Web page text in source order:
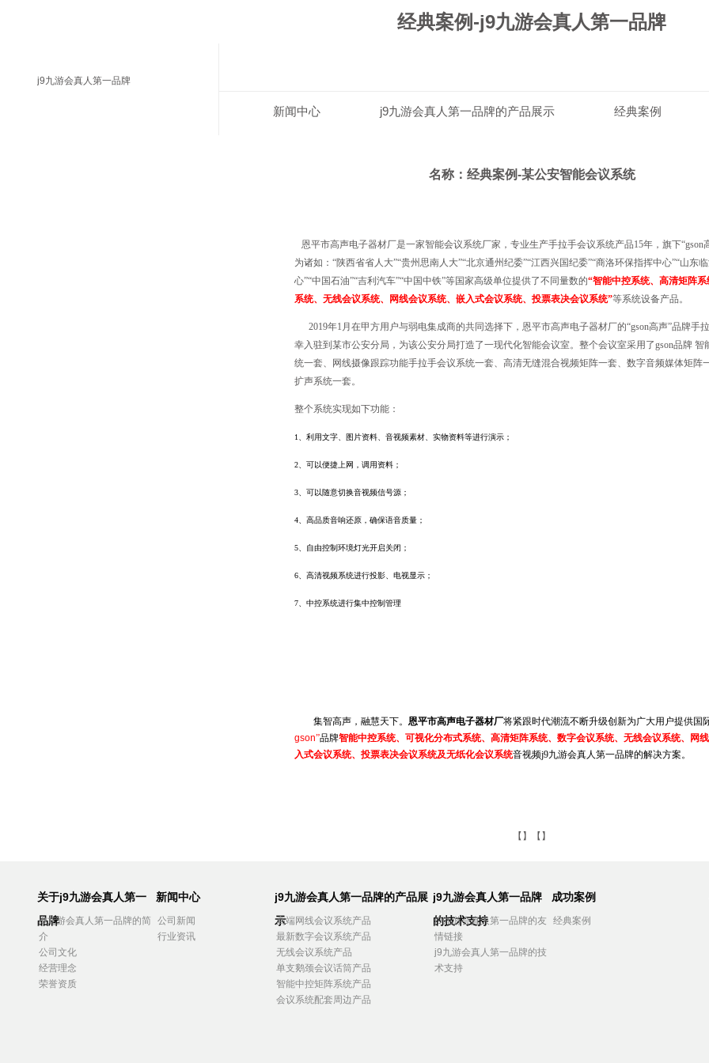
经典案例-j9九游会真人第一品牌
j9九游会真人第一品牌
经典案例
j9九游会真人第一品牌的产品展示
新闻中心
名称：经典案例-某公安智能会议系统
恩平市高声电子器材厂是一家智能会议系统厂家，专业生产手拉手会议系统产品15年，旗下“gson
为诸如： “陕西省省人大”“贵州思南人大”“北京通州纪委”“江西兴国纪委”“商洛环保指挥中心”“山东
心”“中国石油”“吉利汽车”“中国中铁”等国家高级单位提供了不同量数的“智能中控系统、高清矩阵
系统、无线会议系统、网线会议系统、嵌入式会议系统、投票表决会议系统”等系统设备产品。
2019年1月在甲方用户与弱电集成商的共同选择下，恩平市高声电子器材厂的“gson高声”品牌手
幸入驻到某市公安分局，为该公安分局打造了一现代化智能会议室。整个会议室采用了gson品牌 智
统一套、网线摄像跟踪功能手拉手会议系统一套、高清无缝混合视频矩阵一套、数字音频媒体矩阵
扩声系统一套。
整个系统实现如下功能：
1、 利用文字、图片资料、音视频素材、实物资料等进行演示；
2、 可以便捷上网，调用资料 ；
3、 可以随意切换音视频信号源；
4、 高品质音响还原，确保语音质量；
5、 自由控制环境灯光开启关闭；
6、 高清视频系统进行投影、电视显示；
7、 中控系统进行集中控制管理
集智高声，融慧天下。 恩平市高声电子器材厂将紧跟时代潮流不断升级创新为广大用户提供国
gson”品牌智能中控系统、可视化分布式系统、高清矩阵系统、数字会议系统、无线会议系统、网
入式会议系统、投票表决会议系统及无纸化会议系统音视频j9九游会真人第一品牌的解决方案。
【】【】
关于j9九游会真人第一
品牌
j9九游会真人第一品牌的简
介
公司文化
经营理念
荣誉资质
新闻中心
公司新闻
行业资讯
j9九游会真人第一品牌的产品展
示
高端网线会议系统产品
最新数字会议系统产品
无线会议系统产品
单支鹅颈会议话筒产品
智能中控矩阵系统产品
会议系统配套周边产品
j9九游会真人第一品牌
的技术支持
j9九游会真人第一品牌的友
情链接
j9九游会真人第一品牌的技
术支持
成功案例
经典案例